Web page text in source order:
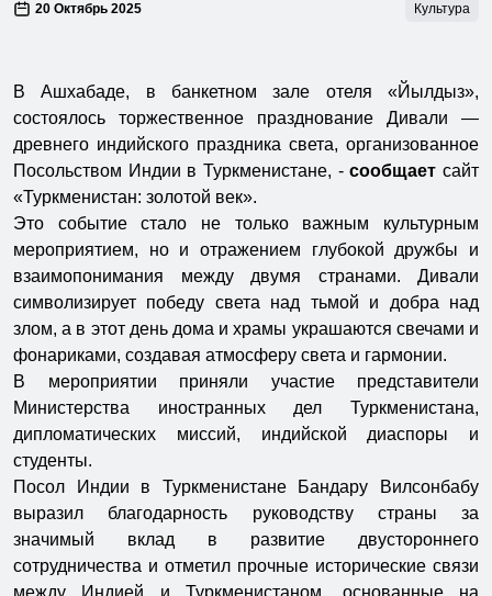
20 Октябрь 2025 Культура
В Ашхабаде, в банкетном зале отеля «Йылдыз»,
состоялось торжественное празднование Дивали —
древнего индийского праздника света, организованное
Посольством Индии в Туркменистане, -сообщает сайт
«Туркменистан: золотой век».
Это событие стало не только важным культурным
мероприятием, но и отражением глубокой дружбы и
взаимопонимания между двумя странами. Дивали
символизирует победу света над тьмой и добра над
злом, а в этот день дома и храмы украшаются свечами и
фонариками, создавая атмосферу света и гармонии.
В мероприятии приняли участие представители
Министерства иностранных дел Туркменистана,
дипломатических миссий, индийской диаспоры и
студенты.
Посол Индии в Туркменистане Бандару Вилсонбабу
выразил благодарность руководству страны за
значимый вклад в развитие двустороннего
сотрудничества и отметил прочные исторические связи